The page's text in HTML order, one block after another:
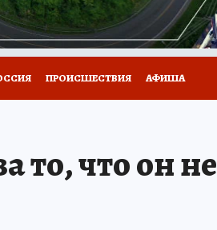
ПРОИСШЕСТВИЯ АФИША
что он не